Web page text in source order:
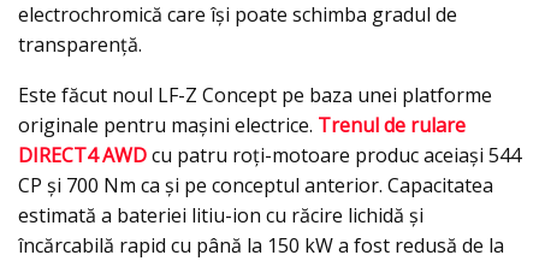
electrochromică care îşi poate schimba gradul de
transparență.
Este făcut noul LF-Z Concept pe baza unei platforme
originale pentru maşini electrice. Trenul de rulare
DIRECT4 AWDcu patru roți-motoare produc aceiași 544
CP și 700 Nm ca și pe conceptul anterior. Capacitatea
estimată a bateriei litiu-ion cu răcire lichidă şi
încărcabilă rapid cu până la 150 kW a fost redusă de la